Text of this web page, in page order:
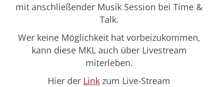
mit anschließender Musik Session bei Time &
Talk.
Wer keine Möglichkeit hat vorbeizukommen,
kann diese MKL auch über Livestream
miterleben.
Hier der Link zum Live-Stream